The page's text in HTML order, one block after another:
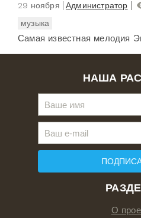
29 ноября Администратор
музыка
Самая известная мелодия
О
НАША